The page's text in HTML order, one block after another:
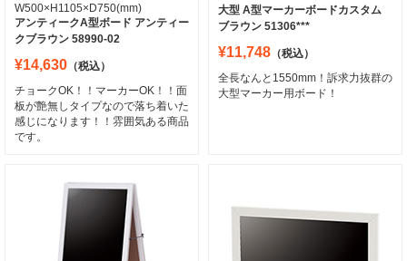
3
チョーク用
マーカー用
ホワイト&グリーン Aボード チョー
ク、マーカー両用 (ETBD70-1)
4
330×887
912 レッド
W500×H1105×D750(mm)
アンティークA型ボード アンティー
クブラウン 58990-02
¥14,630 （税込）
チョークOK！！マーカーOK！！面
板が艶無しタイプなので落ち着いた
感じになります！！雰囲気ある商品
です。
大型 A型マーカーボードカスタム
ブラウン 51306***
¥11,748 （税込）
全長なんと1550mm！訴求力抜群の
大型マーカー用ボード！